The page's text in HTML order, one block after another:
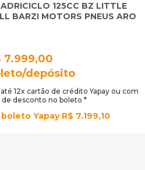
125CC BZ LITTLE
BARZI MOTORS PNEUS ARO
7.999,00
depósito
12x cartão de crédito Yapay ou com
de desconto no boleto *
Yapay R$ 7.199,10